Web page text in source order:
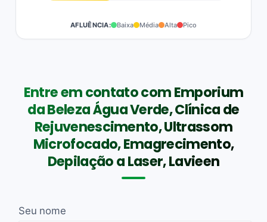
AFLUÊNCIA: Baixa Média Alta Pico
Entre em contato com Emporium
da Beleza Água Verde, Clínica de
Rejuvenescimento, Ultrassom
Microfocado, Emagrecimento,
Depilação a Laser, Lavieen
Seu nome